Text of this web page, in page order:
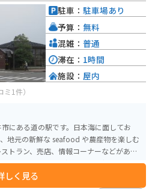
。
ミ1件）
にある道の駅です。日本海に面してお
地元の新鮮な seafood や農産物を楽しむ
できます。特に、新鮮な魚介類を使った
理が人気です。また、売店では、地元の
しく見る
駐車： 駐車場あり
予算： 無料
混雑： 普通
滞在： 1時間
施設： 屋内